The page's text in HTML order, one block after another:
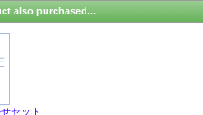
also purchased...
セット